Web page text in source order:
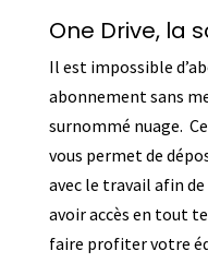
One Drive, la
Il est impossible
abonnement sans
surnommé nuage.
vous permet de
avec le travail afin
avoir accès en tout
faire profiter votre